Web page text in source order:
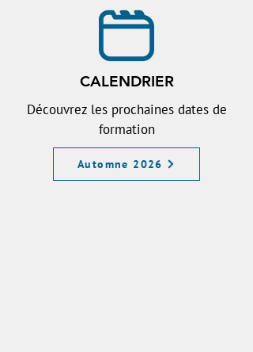
CALENDRIER
Découvrez les prochaines dates de
formation
Automne 2026